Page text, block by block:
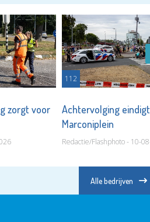
zorgt voor
112
Achtervolging
Marconiplein
Redactie/Flashphoto - 10-
Alle bedrijven